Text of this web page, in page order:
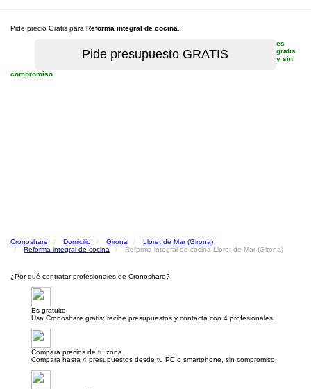
Pide precio Gratis para Reforma integral de cocina
es
gratis
y sin
compromiso
Cronoshare Domicilio Girona
Lloret de Mar (Girona)
Reforma integral de cocina
Reforma integral de cocina Lloret de Mar (Girona)
¿Por qué contratar profesionales de Cronoshare?
Es gratuito
Usa Cronoshare gratis: recibe presupuestos y contacta con 4 profesionales.
Compara precios de tu zona
Compara hasta 4 presupuestos desde tu PC o smartphone, sin compromiso.